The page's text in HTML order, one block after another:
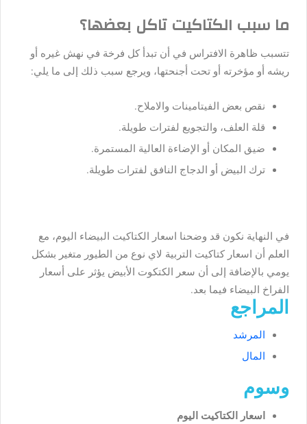
ما سبب الكتاكيت تاكل بعضها؟
تتسبب ظاهرة الافتراس في أن تبدأ كل فرخة في نهش غيره أو
ريشه أو مؤخرته أو تحت أجنحتها، ويرجع سبب ذلك إلى ما يلي:
نقص بعض الفيتامينات والاملاح.
قلة العلف، والتجويع لفترات طويلة.
ضيق المكان أو الإضاءة العالية المستمرة.
ترك البيض أو الدجاج النافق لفترات طويلة.
في النهاية نكون قد وضحنا اسعار الكتاكيت البيضاء اليوم، مع
العلم أن اسعار كتاكيت التربية لاي نوع من الطيور متغير بشكل
يومي بالإضافة إلى أن سعر الكتكوت الأبيض يؤثر على أسعار
الفراخ البيضاء فيما بعد.
المراجع
المرشد
المال
وسوم
اسعار الكتاكيت اليوم